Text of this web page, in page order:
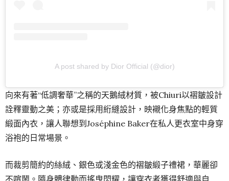
A post shared by Dior Official (@dior)
向來有著“低調奢華”之稱的天鵝絨材質，被Chiuri以褶皺設計
詮釋靈動之美；亦或是採用絎縫設計，映襯化身焦點的輕質
緞面內衣，讓人聯想到Joséphine Baker在私人更衣室中身穿
浴袍的日常場景。
而裁剪簡約的絲絨、銀色或淺金色的褶皺緞子禮裙，華麗卻